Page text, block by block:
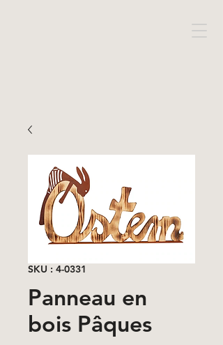
SKU : 4-0331
Panneau en
bois Pâques